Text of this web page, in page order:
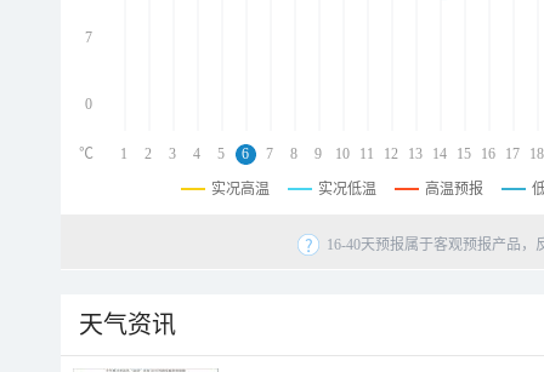
7
0
1 2 3 4 5 6 7 8 9 10 11 12 13 14 15 16 17 18
℃
实况高温 实况低温 高温预报
16-40天预报属于客观预报产品
天气资讯